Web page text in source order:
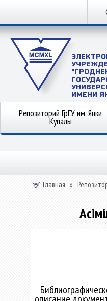
ИМЕНИ
Репозиторий ГрГУ им. Янки
Купалы
Главная »